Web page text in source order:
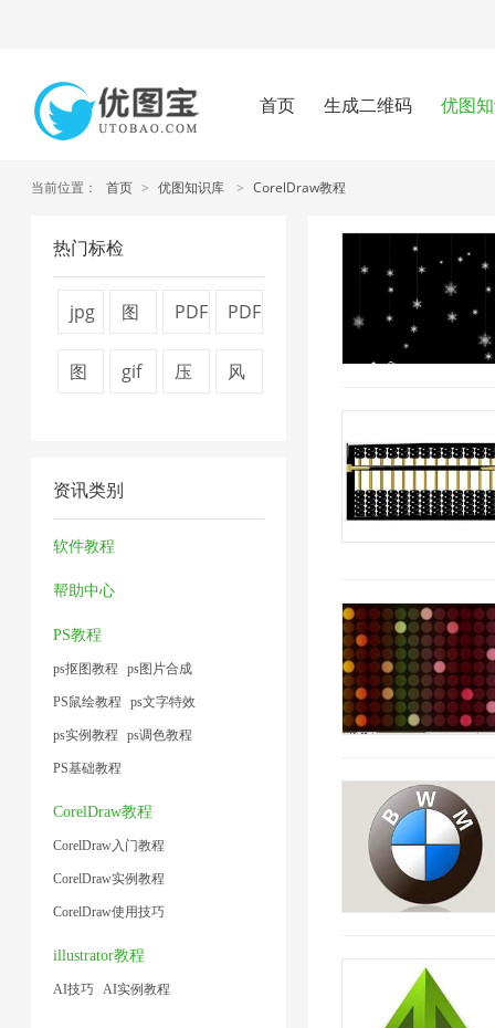
首页 生成二维码 优图
当前位置： 首页 > 优图知识库 > CorelDraw教程
热门标检
jpg
图
器
2
PDF
PDF
1
图
缩
7
gif
2
压
风
资讯类别
软件教程
帮助中心
PS教程
ps抠图教程 ps图片合成
PS鼠绘教程 ps文字特效
ps实例教程 ps调色教程
PS基础教程
CorelDraw教程
CorelDraw入门教程
CorelDraw实例教程
CorelDraw使用技巧
illustrator教程
AI技巧 AI实例教程